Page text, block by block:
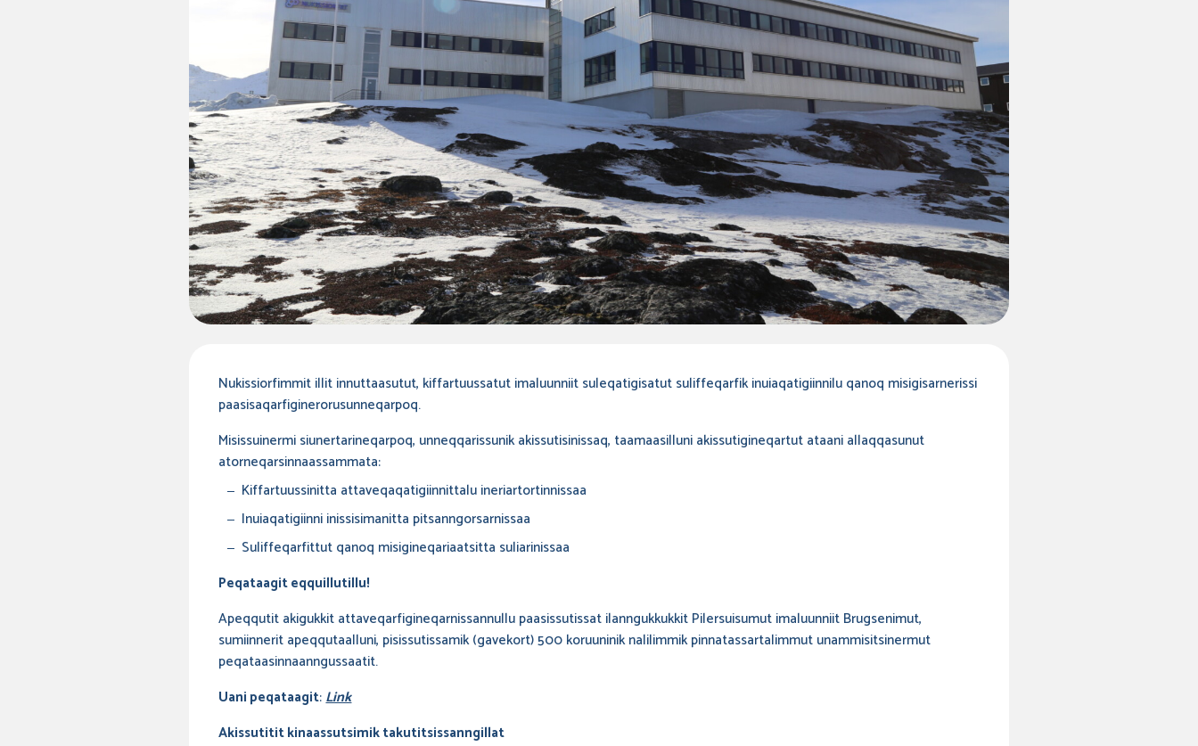
Nukissiorfimmit illit innuttaasutut, kiffartuussatut imaluunniit suleqatigisatut suliffeqarfik inuiaqatigiinnilu qanoq misigisarnerissi
paasisaqarfiginerorusunneqarpoq.
Misissuinermi siunertarineqarpoq, unneqqarissunik akissutisinissaq, taamaasilluni akissutigineqartut ataani allaqqasunut
atorneqarsinnaassammata:
Kiffartuussinitta attaveqaqatigiinnittalu ineriartortinnissaa
Inuiaqatigiinni inissisimanitta pitsanngorsarnissaa
Suliffeqarfittut qanoq misigineqariaatsitta suliarinissaa
Peqataagit eqquillutillu!
Apeqqutit akigukkit attaveqarfigineqarnissannullu paasissutissat ilanngukkukkit Pilersuisumut imaluunniit Brugsenimut,
sumiinnerit apeqqutaalluni, pisissutissamik (gavekort) 500 koruuninik nalilimmik pinnatassartalimmut unammisitsinermut
peqataasinnaanngussaatit.
Uani peqataagit:Link
Akissutitit kinaassutsimik takutitsissanngillat